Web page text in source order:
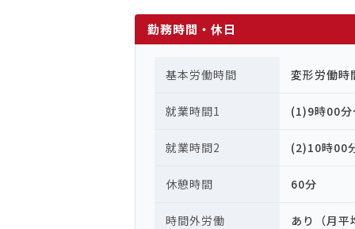
勤務時間・休日
基本労働時間 変形労働時
就業時間1 (1)9時00
就業時間2 (2)10時00
休憩時間 60分
時間外労働 あり（月